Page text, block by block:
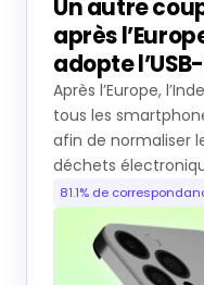
Un autre
après
adopte
Après l’Europe,
tous les
afin de normaliser
déchets
81.1% de